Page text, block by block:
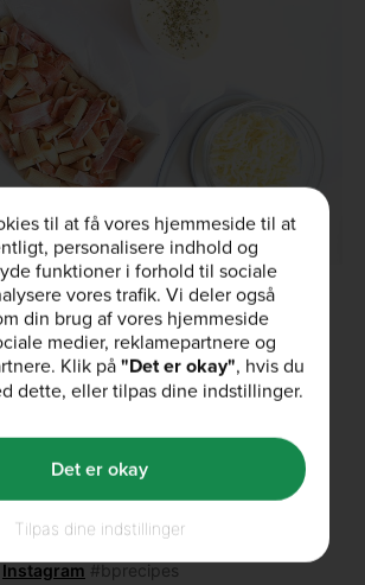
indtil osten på toppen er gylden.
hvis man erstatter pastaen med
AT KOKKERERE!
Del et billede af din kreation
Instagram #bprecipes
til at få vores hjemmeside til at
personalisere indhold og
funktioner i forhold til sociale
vores trafik. Vi deler også
din brug af vores hjemmeside
medier, reklamepartnere og
Klik på"Det er okay", hvis du
dette, eller tilpas dine indstillinger.
Tilpas dine indstillinger
Det er okay